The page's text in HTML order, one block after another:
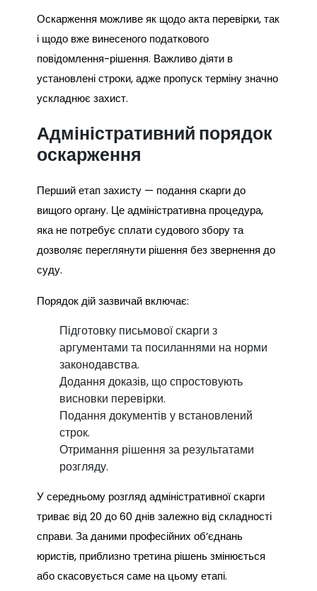
Оскарження можливе як щодо акта перевірки, так
і щодо вже винесеного податкового
повідомлення-рішення. Важливо діяти в
установлені строки, адже пропуск терміну значно
ускладнює захист.
Адміністративний порядок
оскарження
Перший етап захисту — подання скарги до
вищого органу. Це адміністративна процедура,
яка не потребує сплати судового збору та
дозволяє переглянути рішення без звернення до
суду.
Порядок дій зазвичай включає:
Підготовку письмової скарги з
аргументами та посиланнями на норми
законодавства.
Додання доказів, що спростовують
висновки перевірки.
Подання документів у встановлений
строк.
Отримання рішення за результатами
розгляду.
У середньому розгляд адміністративної скарги
триває від 20 до 60 днів залежно від складності
справи. За даними професійних об’єднань
юристів, приблизно третина рішень змінюється
або скасовується саме на цьому етапі.